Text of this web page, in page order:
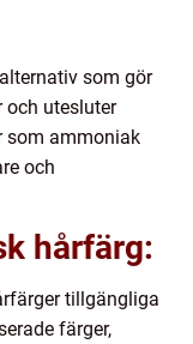
som gör
och utesluter
som ammoniak
och
hårfärg:
tillgängliga
färger,